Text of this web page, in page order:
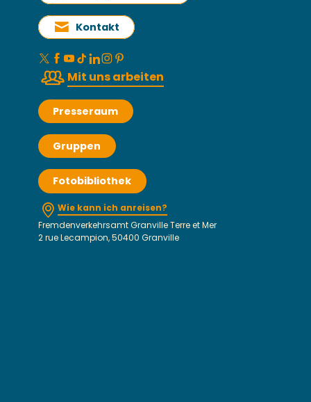
Kontakt
Mit uns arbeiten
Presseraum
Gruppen
Fotobibliothek
Wie kann ich anreisen?
Fremdenverkehrsamt Granville Terre et Mer
2 rue Lecampion, 50400 Granville